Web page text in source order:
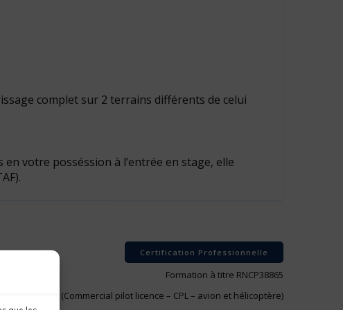
complet sur 2 terrains différents de celui
en votre posséssion à l’entrée en stage, elle
Certification Professionnelle
Formation à titre RNCP38865
commercial (Commercial pilot licence – CPL – avion et hélicoptère)